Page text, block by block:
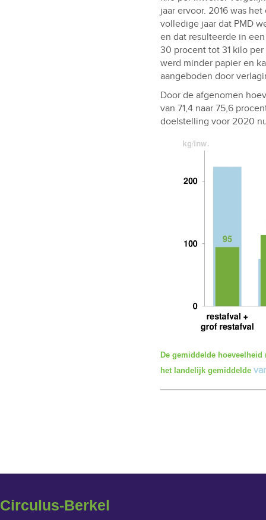
jaar ervoor. 2016 was het
volledige jaar dat PMD
en dat resulteerde in
30 procent tot 31 kilo per
werd minder papier en
aangeboden door
Door de afgenomen
van 71,4 naar 75,6
doelstelling voor 2020
De gemiddelde
het landelijk gemiddelde
Circulus-Berkel